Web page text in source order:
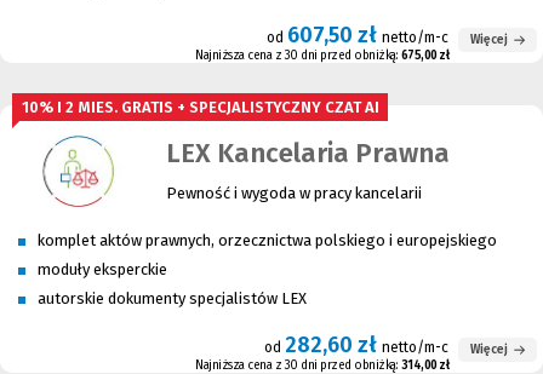
od 607,50 zł netto/m-c
Najniższa cena z 30 dni przed obniżką: 675,00 zł
Więcej
10% I 2 MIES. GRATIS + SPECJALISTYCZNY CZAT AI
LEX Kancelaria Prawna
Pewność i wygoda w pracy kancelarii
komplet aktów prawnych, orzecznictwa polskiego i europejskiego
moduły eksperckie
autorskie dokumenty specjalistów LEX
od 282,60 zł netto/m-c
Najniższa cena z 30 dni przed obniżką: 314,00 zł
Więcej